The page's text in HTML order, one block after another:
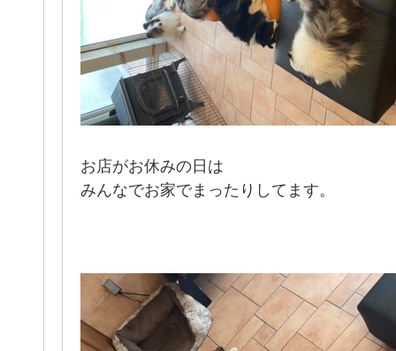
お店がお休みの日は
みんなでお家でまったりしてます。